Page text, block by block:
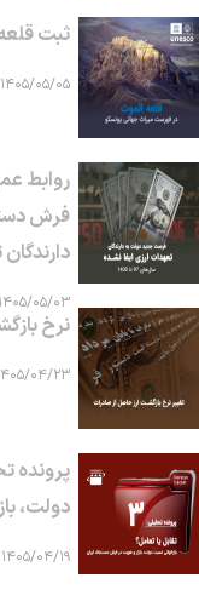
ثبت
۱۴۰۵/۰۵/۰۵
روابط
فرش
دارندگان
۱۴۰۵/۰۵/۰۳
نرخ
۱۴۰۵/۰۴/
پرونده
دولت،
۱۴۰۵/۰۴/۱۹